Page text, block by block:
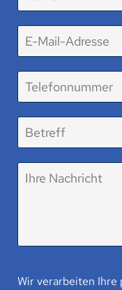
Wir verarbeiten Ihre